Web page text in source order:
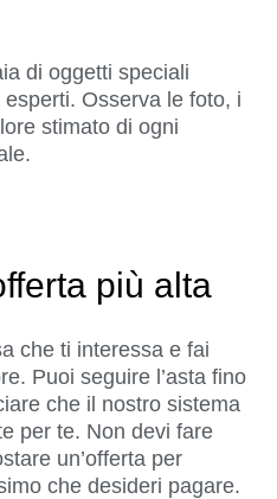
di oggetti speciali
Osserva le foto, i
stimato di ogni
più alta
che ti interessa e fai
Puoi seguire l’asta fino
che il nostro sistema
per te. Non devi fare
un’offerta per
che desideri pagare.